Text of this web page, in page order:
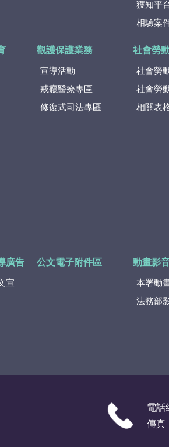
獲知平
相驗案
觀護保護業務
宣導活動
戒癮醫療專區
修復式司法專區
社會勞
社會勞
社會勞
相關表
廣告
宣
公文電子附件區 動畫影
本署動
法務部
電話
傳真